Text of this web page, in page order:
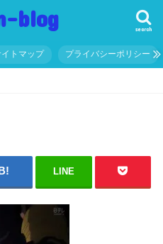
blog search
イトマップ プライバシーポリシー
LINE